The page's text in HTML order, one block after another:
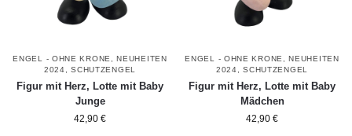
ENGEL - OHNE KRONE ,NEUHEITEN
2024 ,SCHUTZENGEL
Figur mit Herz, Lotte mit Baby
Junge
42,90 €
ENGEL - OHNE KRONE ,NEUHEITEN
2024 ,SCHUTZENGEL
Figur mit Herz, Lotte mit Baby
Mädchen
42,90 €